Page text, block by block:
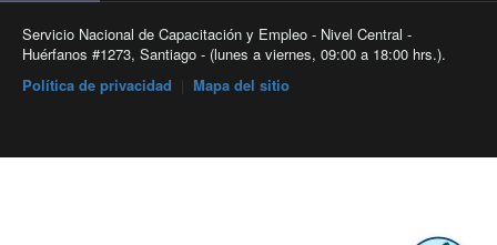
Servicio Nacional de Capacitación y Empleo - Nivel Central -
Huérfanos #1273, Santiago - (lunes a viernes, 09:00 a 18:00 hrs.).
Política de privacidad
Mapa del sitio